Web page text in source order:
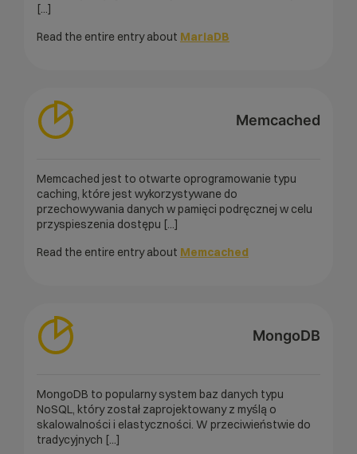
[...]
Read the entire entry about MariaDB
Memcached
Memcached jest to otwarte oprogramowanie typu
caching, które jest wykorzystywane do
przechowywania danych w pamięci podręcznej w celu
przyspieszenia dostępu [...]
Read the entire entry about Memcached
MongoDB
MongoDB to popularny system baz danych typu
NoSQL, który został zaprojektowany z myślą o
skalowalności i elastyczności. W przeciwieństwie do
tradycyjnych [...]